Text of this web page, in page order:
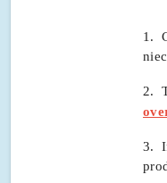
1.
2.
3.